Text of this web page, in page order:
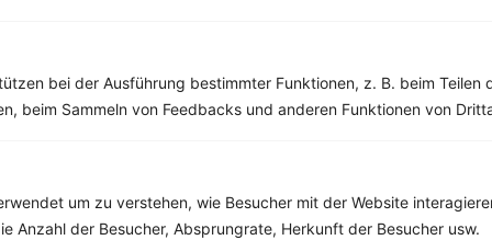
bei der Ausführung bestimmter Funktionen, z. B. beim Teilen
beim Sammeln von Feedbacks und anderen Funktionen von
um zu verstehen, wie Besucher mit der Website
Anzahl der Besucher, Absprungrate, Herkunft der Besucher usw.
Rezepte mit 200 bis 300 kcal
Obstsalat mit Granatapfel, Birne, Kiwi und Erdbeeren